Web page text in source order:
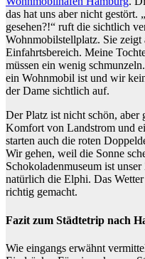
das hat uns aber nicht gestört.
gesehen?!“ ruft die sichtlich
Wohnmobilstellplatz. Sie zeigt
Einfahrtsbereich. Meine
müssen ein wenig
ein Wohnmobil ist und wir
der Dame sichtlich auf.
Der Platz ist nicht schön, aber
Komfort von Landstrom und
starten auch die roten
Wir gehen, weil die Sonne
Schokoladenmuseum ist
natürlich die Elphi. Das
richtig gemacht.
Fazit zum Städtetrip nach
Wie eingangs erwähnt